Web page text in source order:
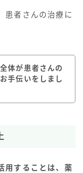
患者さんの治療に
体が患者さんの
手伝いをしまし
用することは、薬